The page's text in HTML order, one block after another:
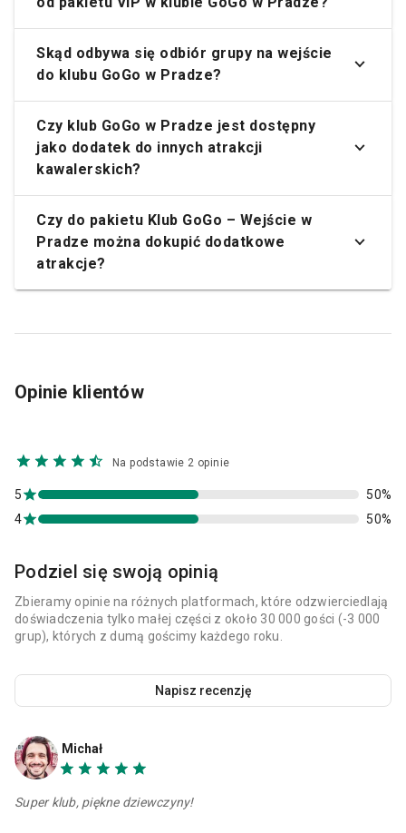
Skąd odbywa się odbiór grupy na wejście
do klubu GoGo w Pradze?
Czy klub GoGo w Pradze jest dostępny
jako dodatek do innych atrakcji
kawalerskich?
Czy do pakietu Klub GoGo – Wejście w
Pradze można dokupić dodatkowe
atrakcje?
Opinie klientów
Na podstawie 2 opinie
4 50%
5 50%
Podziel się swoją opinią
Zbieramy opinie na różnych platformach, które odzwierciedlają
doświadczenia tylko małej części z około 30 000 gości (-3 000
grup), których z dumą gościmy każdego roku.
Napisz recenzję
Michał
Super klub, piękne dziewczyny!